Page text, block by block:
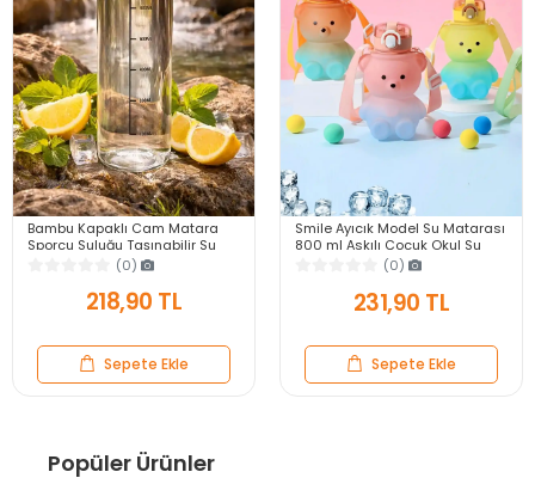
Bambu Kapaklı Cam Matara
Sporcu Suluğu Taşınabilir Su
Şişesi 700 ml Vakumlu Suluk
(0)
218,90 TL
Sepete Ekle
Smile Ayıcık Model Su Matarası
800 ml Askılı Çocuk Okul Su
Şişesi Pipetli BPA İçermez Still
(0)
231,90 TL
Sepete Ekle
Popüler Ürünler